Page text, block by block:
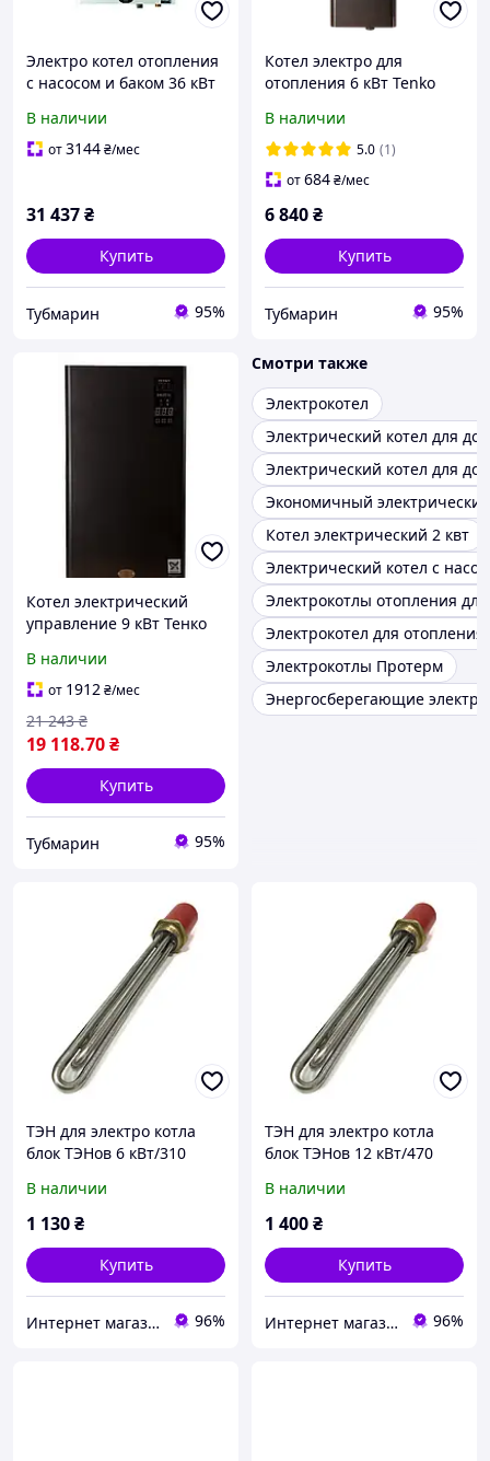
Электро котел отопления
с насосом и баком 36 кВт
ППКЕ, с программатором
навесной
В наличии
от3144₴/мес
31 437₴
Купить
Тубмарин 95%
Котел электро для
отопления 6 кВт Tenko
настенный
электрический котел без
насоса
В наличии
5.0 (1)
от684₴/мес
6 840₴
Купить
Тубмарин 95%
Котел электрический
управление 9 кВт Тенко
Плюс, настенный электро
котел
В наличии
от 1912₴/мес
19 118.70₴
21 243 ₴
Купить
Тубмарин 95%
Смотри также
Электрокотел
Электрический котел для
Электрический котел для
Экономичный
Котел электрический 2 квт
Электрический котел с
Электрокотлы отопления
Электрокотел для
Электрокотлы Протерм
Энергосберегающие
ТЭН для электро котла
блок ТЭНов 6 кВт/310
гайка латунная (Турция)
В наличии
1 130₴
Купить
Интернет магазин HEATERS - тэны и аксессуары. 96%
ТЭН для электро котла
блок ТЭНов 12 кВт/470
В, гайка латунная
В наличии
1 400₴
Купить
Интернет магазин HEATERS - тэны и аксессуары. 96%